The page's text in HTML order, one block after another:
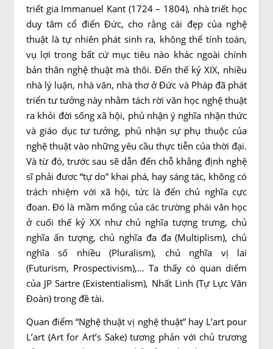
triết gia Immanuel Kant (1724 – 1804), nhà triết học
duy tâm cổ điển Đức, cho rằng cái đẹp của nghệ
thuật là tự nhiên phát sinh ra, không thể tính toán,
vụ lợi trong bất cứ mục tiêu nào khác ngoài chính
bản thân nghệ thuật mà thôi. Đến thế kỷ XIX, nhiều
nhà lý luận, nhà văn, nhà thơ ở Đức và Pháp đã phát
triển tư tưởng này nhằm tách rời văn học nghệ thuật
ra khỏi đời sống xã hội, phủ nhận ý nghĩa nhận thức
và giáo dục tư tưởng, phủ nhận sự phụ thuộc của
nghệ thuật vào những yêu cầu thực tiễn của thời đại.
Và từ đó, trước sau sẽ dẫn đến chỗ khẳng định nghệ
sĩ phải đươc “tự do” khai phá, hay sáng tác, không có
trách nhiệm với xã hội, tức là đến chủ nghĩa cực
đoan. Đó là mầm mống của các trường phái văn học
ở cuối thế kỷ XX như chủ nghĩa tượng trưng, chủ
nghĩa ấn tượng, chủ nghĩa đa đa (Multiplism), chủ
nghĩa số nhiều (Pluralism), chủ nghĩa vị lai
(Futurism, Prospectivism),… Ta thấy có quan diểm
của JP Sartre (Existentialism), Nhất Linh (Tự Lực Văn
Đoàn) trong đề tài.
Quan điểm “Nghệ thuật vị nghệ thuật” hay L’art pour
L’art (Art for Art’s Sake) tương phản với chủ trương